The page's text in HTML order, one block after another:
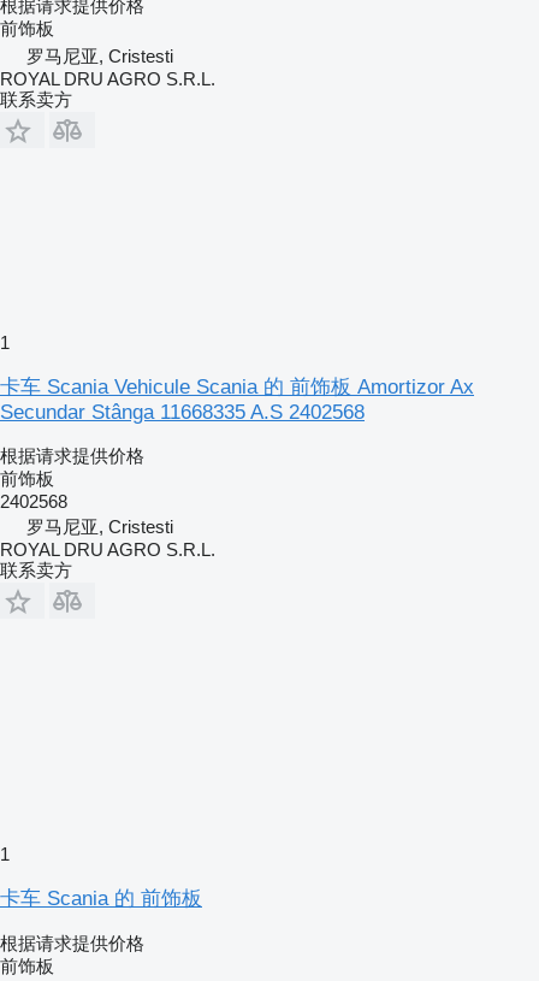
根据请求提供价格
前饰板
罗马尼亚, Cristesti
ROYAL DRU AGRO S.R.L.
联系卖方
1
卡车 Scania Vehicule Scania 的 前饰板 Amortizor Ax
Secundar Stânga 11668335 A.S 2402568
根据请求提供价格
前饰板
2402568
罗马尼亚, Cristesti
ROYAL DRU AGRO S.R.L.
联系卖方
1
卡车 Scania 的 前饰板
根据请求提供价格
前饰板